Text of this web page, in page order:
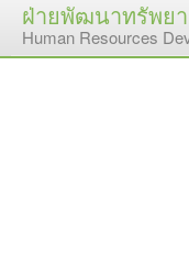
ฝ่ายพัฒนาทรัพย
Human Resources